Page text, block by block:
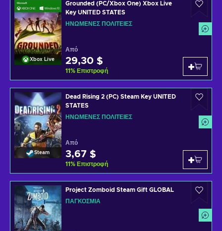
Xbox Live
Grounded (PC/Xbox One) Xbox Live
Key UNITED STATES
ΗΝΩΜΈΝΕΣ ΠΟΛΙΤΕΊΕΣ
Από
29,30 $
11% Επιστροφή
Steam
Dead Rising 2 (PC) Steam Key UNITED
STATES
ΗΝΩΜΈΝΕΣ ΠΟΛΙΤΕΊΕΣ
Από
3,67 $
11% Επιστροφή
Project Zomboid Steam Gift GLOBAL
ΠΑΓΚΌΣΜΙΑ